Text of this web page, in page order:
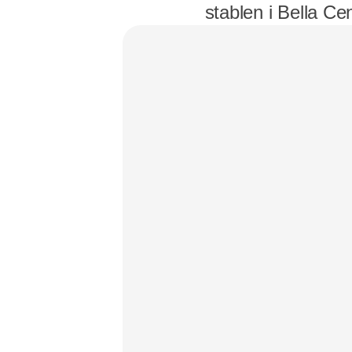
stablen i Bella